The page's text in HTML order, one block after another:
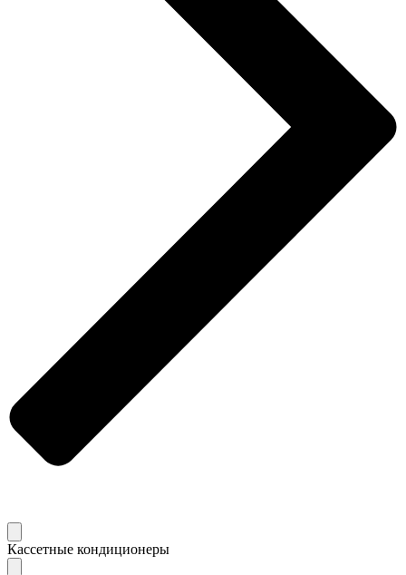
Кассетные кондиционеры